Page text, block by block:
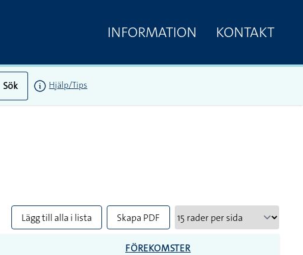
INFORMATION KONTAKT
Sök Hjälp/Tips
Lägg till alla i lista Skapa PDF
FÖREKOMSTER